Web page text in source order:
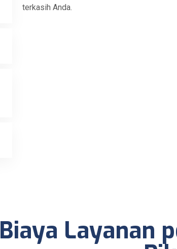
terkasih Anda.
Biaya Layanan